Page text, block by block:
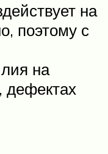
на
поэтому с
на
дефектах